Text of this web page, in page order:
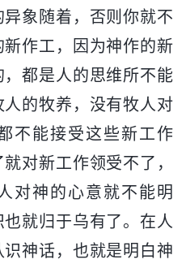
象随着，否则你就不
作工，因为神作的新
都是人的思维所不能
的牧养，没有牧人对
不能接受这些新工作
对新工作领受不了，
对神的心意就不能明
就归于乌有了。在人
神话，也就是明白神